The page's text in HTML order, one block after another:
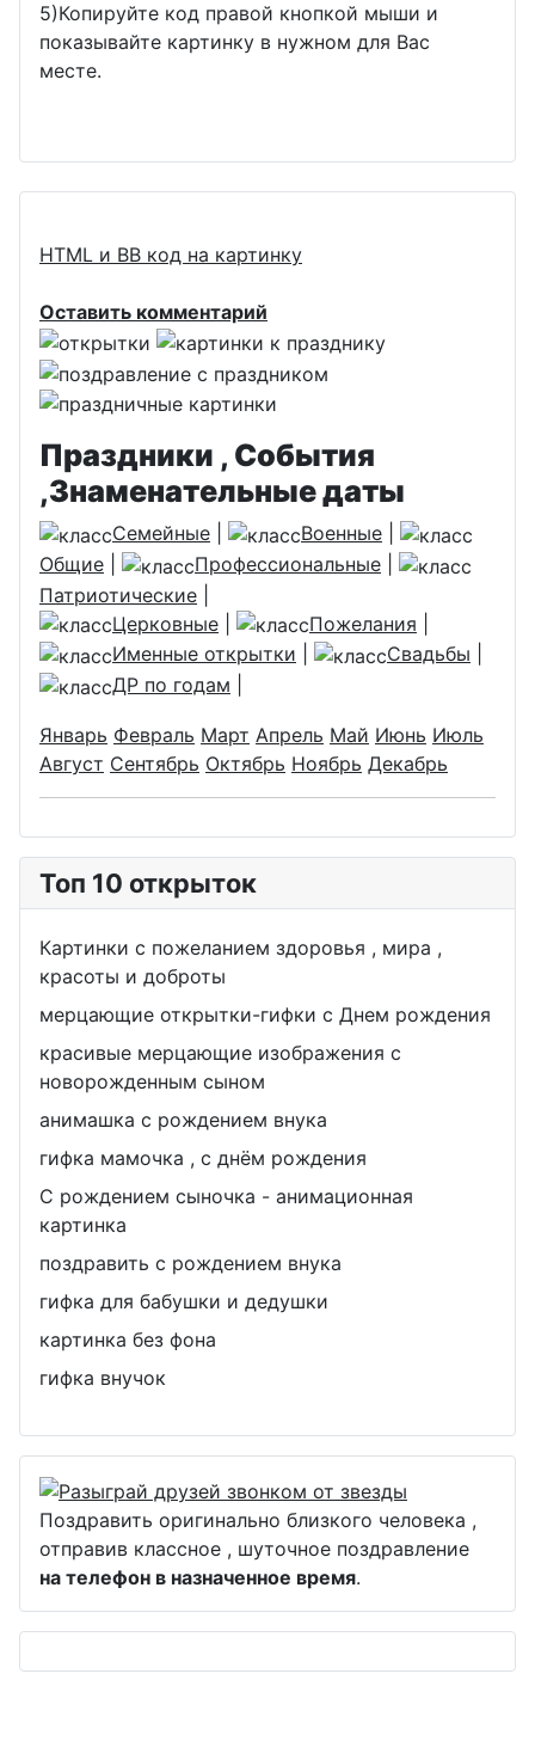
5)Копируйте код правой кнопкой мыши и
показывайте картинку в нужном для Вас
месте.
HTML и BB код на картинку
Оставить комментарий
Праздники , События
,Знаменательные даты
Семейные Военные
Общие
Профессиональные
Патриотические
Церковные
Пожелания
Именные открытки
Свадьбы
ДР по годам
Январь Февраль Март Апрель Май Июнь Июль
Август Сентябрь Октябрь Ноябрь Декабрь
Топ 10 открыток
Картинки с пожеланием здоровья , мира ,
красоты и доброты
мерцающие открытки-гифки с Днем рождения
красивые мерцающие изображения с
новорожденным сыном
анимашка с рождением внука
гифка мамочка , с днём рождения
С рождением сыночка - анимационная
картинка
поздравить с рождением внука
гифка для бабушки и дедушки
картинка без фона
гифка внучок
Поздравить оригинально близкого человека ,
отправив классное , шуточное поздравление
на телефон в назначенное время.